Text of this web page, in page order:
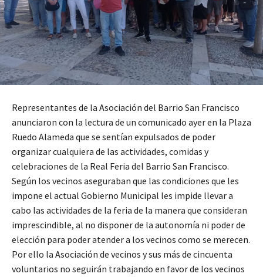
Representantes de la Asociación del Barrio San Francisco
anunciaron con la lectura de un comunicado ayer en la Plaza
Ruedo Alameda que se sentían expulsados de poder
organizar cualquiera de las actividades, comidas y
celebraciones de la Real Feria del Barrio San Francisco.
Según los vecinos aseguraban que las condiciones que les
impone el actual Gobierno Municipal les impide llevar a
cabo las actividades de la feria de la manera que consideran
imprescindible, al no disponer de la autonomía ni poder de
elección para poder atender a los vecinos como se merecen.
Por ello la Asociación de vecinos y sus más de cincuenta
voluntarios no seguirán trabajando en favor de los vecinos